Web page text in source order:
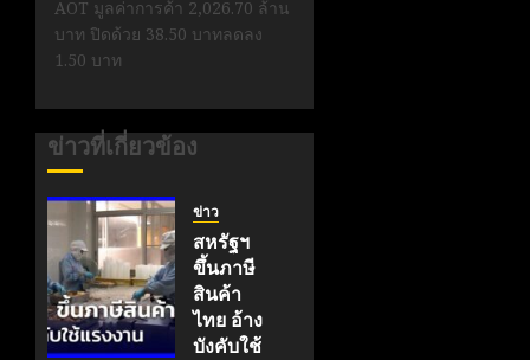
AOT มูลค่าการค้า 2,026.70 ล้าน
บาท ปิดด้วย 38.50 บาทลดลง
1.50 บาท
ข่าวที่เกี่ยวข้อง
ข่าว
สหรัฐฯ
ขึ้นภาษี
สินค้า
ไทย อ้าง
บังคับใช้